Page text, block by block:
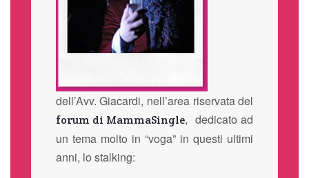
dell’Avv. Giacardi, nell’area riservata del
forum di MammaSingle, dedicato ad
un tema molto in “voga” in questi ultimi
anni, lo stalking: